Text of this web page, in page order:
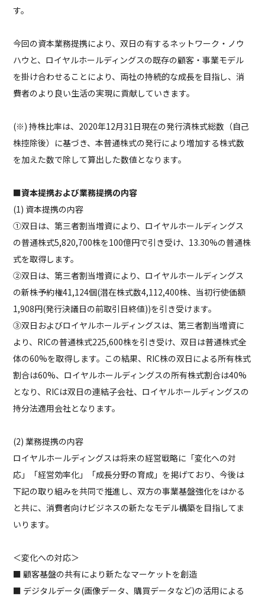
す。
今回の資本業務提携により、双日の有するネットワーク・ノウ
ハウと、ロイヤルホールディングスの既存の顧客・事業モデル
を掛け合わせることにより、両社の持続的な成長を目指し、消
費者のより良い生活の実現に貢献していきます。
(※) 持株比率は、2020年12月31日現在の発行済株式総数（自己
株控除後）に基づき、本普通株式の発行により増加する株式数
を加えた数で除して算出した数値となります。
■資本提携および業務提携の内容
(1) 資本提携の内容
①双日は、第三者割当増資により、ロイヤルホールディングス
の普通株式5,820,700株を100億円で引き受け、13.30%の普通株
式を取得します。
②双日は、第三者割当増資により、ロイヤルホールディングス
の新株予約権41,124個(潜在株式数4,112,400株、当初行使価額
1,908円(発行決議日の前取引日終値))を引き受けます。
③双日およびロイヤルホールディングスは、第三者割当増資に
より、RICの普通株式225,600株を引き受け、双日は普通株式全
体の60%を取得します。この結果、RIC株の双日による所有株式
割合は60%、ロイヤルホールディングスの所有株式割合は40%
となり、RICは双日の連結子会社、ロイヤルホールディングスの
持分法適用会社となります。
(2) 業務提携の内容
ロイヤルホールディングスは将来の経営戦略に「変化への対
応」「経営効率化」「成長分野の育成」を掲げており、今後は
下記の取り組みを共同で推進し、双方の事業基盤強化をはかる
と共に、消費者向けビジネスの新たなモデル構築を目指してま
いります。
＜変化への対応＞
■ 顧客基盤の共有により新たなマーケットを創造
■ デジタルデータ(画像データ、購買データなど)の活用による